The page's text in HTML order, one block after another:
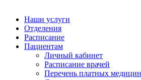
Наши услуги
Отделения
Расписание
Пациентам
Личный кабинет
Расписание врачей
Перечень платных